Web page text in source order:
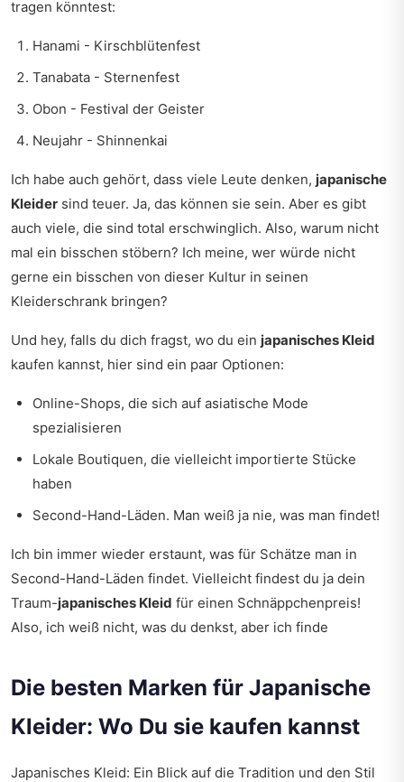
tragen könntest:
Hanami - Kirschblütenfest
Tanabata - Sternenfest
Obon - Festival der Geister
Neujahr - Shinnenkai
Ich habe auch gehört, dass viele Leute denken, japanische
Kleider sind teuer. Ja, das können sie sein. Aber es gibt
auch viele, die sind total erschwinglich. Also, warum nicht
mal ein bisschen stöbern? Ich meine, wer würde nicht
gerne ein bisschen von dieser Kultur in seinen
Kleiderschrank bringen?
Und hey, falls du dich fragst, wo du ein japanisches Kleid
kaufen kannst, hier sind ein paar Optionen:
Online-Shops, die sich auf asiatische Mode
spezialisieren
Lokale Boutiquen, die vielleicht importierte Stücke
haben
Second-Hand-Läden. Man weiß ja nie, was man findet!
Ich bin immer wieder erstaunt, was für Schätze man in
Second-Hand-Läden findet. Vielleicht findest du ja dein
Traum-japanisches Kleid für einen Schnäppchenpreis!
Also, ich weiß nicht, was du denkst, aber ich finde
Die besten Marken für Japanische
Kleider: Wo Du sie kaufen kannst
Japanisches Kleid: Ein Blick auf die Tradition und den Stil